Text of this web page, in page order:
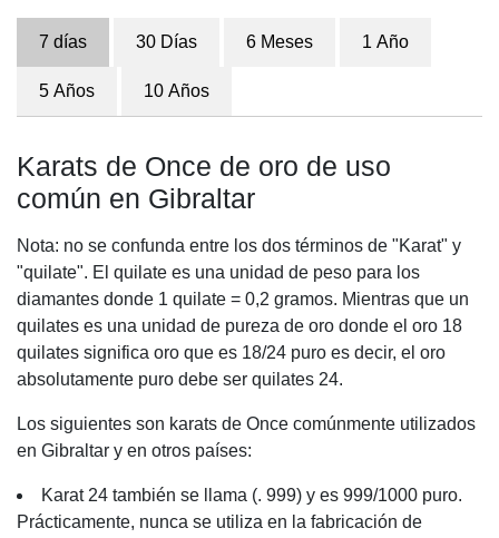
7 días 30 Días 6 Meses 1 Año
5 Años 10 Años
Karats de Once de oro de uso
común en Gibraltar
Nota: no se confunda entre los dos términos de "Karat" y
"quilate". El quilate es una unidad de peso para los
diamantes donde 1 quilate = 0,2 gramos. Mientras que un
quilates es una unidad de pureza de oro donde el oro 18
quilates significa oro que es 18/24 puro es decir, el oro
absolutamente puro debe ser quilates 24.
Los siguientes son karats de Once comúnmente utilizados
en Gibraltar y en otros países:
Karat 24 también se llama (. 999) y es 999/1000 puro.
Prácticamente, nunca se utiliza en la fabricación de